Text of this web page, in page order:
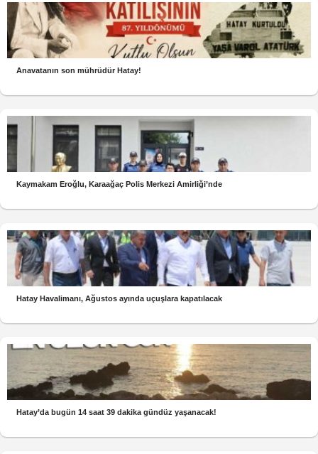
Anavatanın son mührüdür Hatay!
Kaymakam Eroğlu, Karaağaç Polis Merkezi Amirliği’nde
Hatay Havalimanı, Ağustos ayında uçuşlara kapatılacak
Hatay’da bugün 14 saat 39 dakika gündüz yaşanacak!